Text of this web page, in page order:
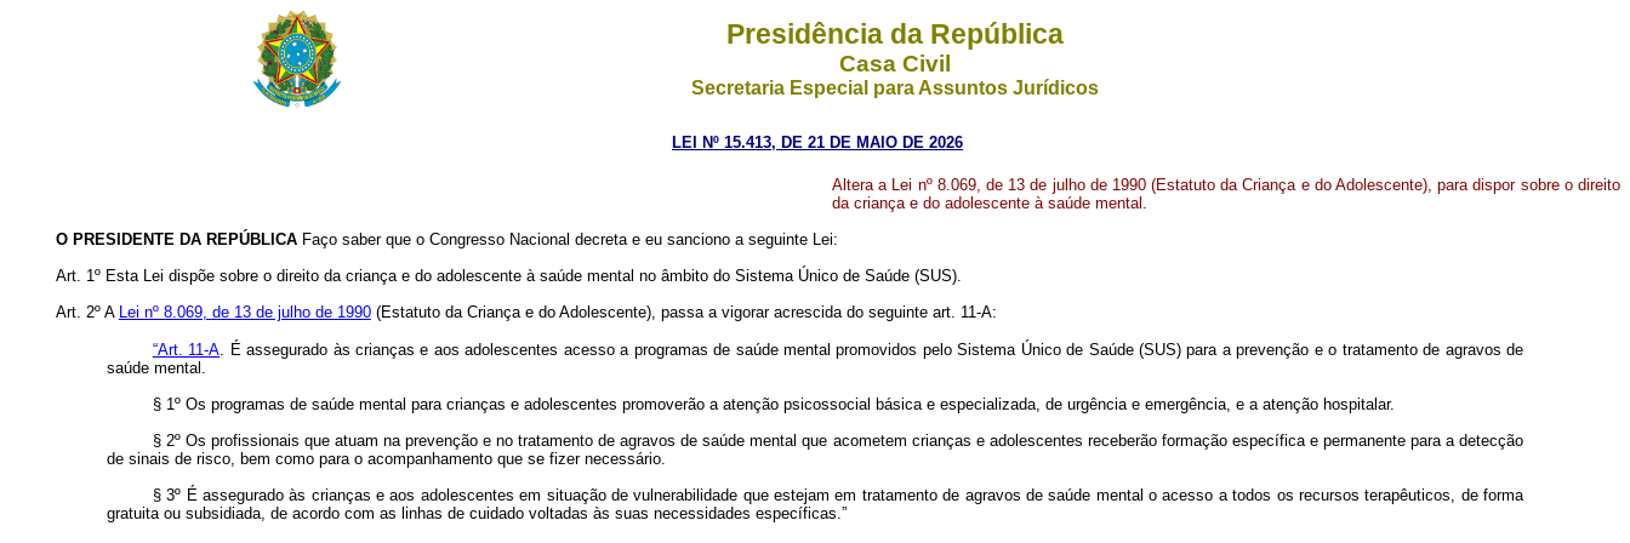
Presidência da República
Casa Civil
Secretaria Especial para Assuntos Jurídicos
LEI Nº 15.413, DE 21 DE MAIO DE 2026
Altera a Lei nº 8.069, de 13 de julho de 1990 (Estatuto da Criança e do Adolescente), para dispor sobre o direito
da criança e do adolescente à saúde mental.
O PRESIDENTE DA REPÚBLICAFaço saber que o Congresso Nacional decreta e eu sanciono a seguinte Lei:
Art. 1º Esta Lei dispõe sobre o direito da criança e do adolescente à saúde mental no âmbito do Sistema Único de Saúde (SUS).
Art. 2º A Lei nº 8.069, de 13 de julho de 1990(Estatuto da Criança e do Adolescente), passa a vigorar acrescida do seguinte art. 11-A:
“Art. 11-A. É assegurado às crianças e aos adolescentes acesso a programas de saúde mental promovidos pelo Sistema Único de Saúde (SUS) para a prevenção e o tratamento de agravos de
saúde mental.
§ 1º Os programas de saúde mental para crianças e adolescentes promoverão a atenção psicossocial básica e especializada, de urgência e emergência, e a atenção hospitalar.
§ 2º Os profissionais que atuam na prevenção e no tratamento de agravos de saúde mental que acometem crianças e adolescentes receberão formação específica e permanente para a detecção
de sinais de risco, bem como para o acompanhamento que se fizer necessário.
§ 3º É assegurado às crianças e aos adolescentes em situação de vulnerabilidade que estejam em tratamento de agravos de saúde mental o acesso a todos os recursos terapêuticos, de forma
gratuita ou subsidiada, de acordo com as linhas de cuidado voltadas às suas necessidades específicas.”